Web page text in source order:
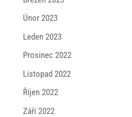
Únor 2023
Leden 2023
Prosinec 2022
Listopad 2022
Říjen 2022
Září 2022